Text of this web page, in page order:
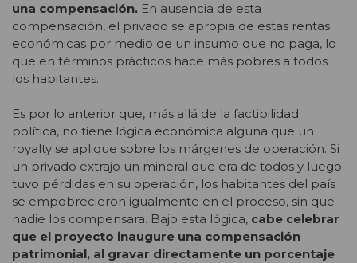
una compensación. En ausencia de esta
compensación, el privado se apropia de estas rentas
económicas por medio de un insumo que no paga, lo
que en términos prácticos hace más pobres a todos
los habitantes.
Es por lo anterior que, más allá de la factibilidad
política, no tiene lógica económica alguna que un
royalty se aplique sobre los márgenes de operación. Si
un privado extrajo un mineral que era de todos y luego
tuvo pérdidas en su operación, los habitantes del país
se empobrecieron igualmente en el proceso, sin que
nadie los compensara. Bajo esta lógica, cabe celebrar
que el proyecto inaugure una compensación
patrimonial, al gravar directamente un porcentaje